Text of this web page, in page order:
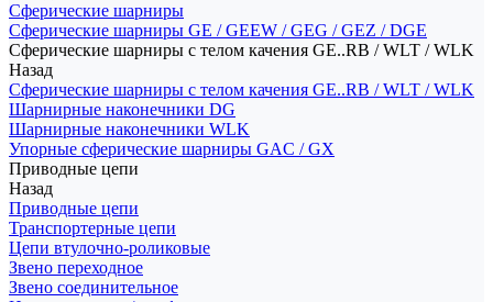
Сферические шарниры
Сферические шарниры GE / GEEW / GEG / GEZ / DGE
Сферические шарниры с телом качения GE..RB / WLT / WLK
Назад
Сферические шарниры с телом качения GE..RB / WLT / WLK
Шарнирные наконечники DG
Шарнирные наконечники WLK
Упорные сферические шарниры GAC / GX
Приводные цепи
Назад
Приводные цепи
Транспортерные цепи
Цепи втулочно-роликовые
Звено переходное
Звено соединительное